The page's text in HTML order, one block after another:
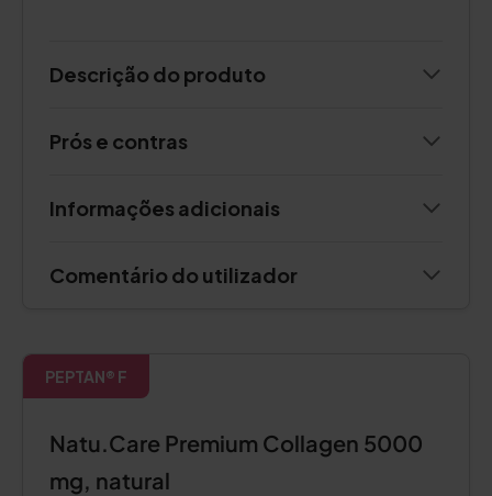
Descrição do produto
Prós e contras
Informações adicionais
Comentário do utilizador
PEPTAN® F
Natu.Care Premium Collagen 5000
mg, natural